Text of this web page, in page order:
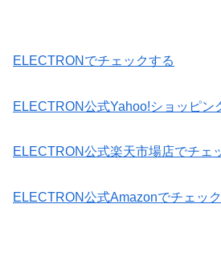
ELECTRONでチェックする
ELECTRON公式Yahoo!ショッピン
ELECTRON公式楽天市場店でチェ
ELECTRON公式Amazonでチェッ